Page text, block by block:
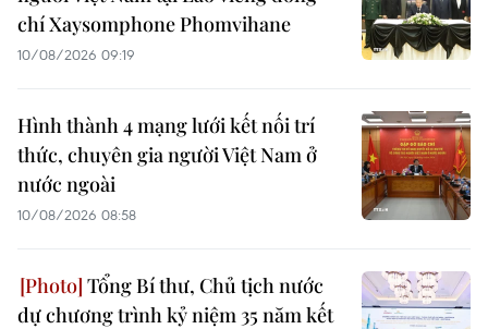
chí Xaysomphone Phomvihane
10/08/2026 09:19
Hình thành 4 mạng lưới kết nối trí
thức, chuyên gia người Việt Nam ở
nước ngoài
10/08/2026 08:58
Tổng Bí thư, Chủ tịch nước
dự chương trình kỷ niệm 35 năm kết